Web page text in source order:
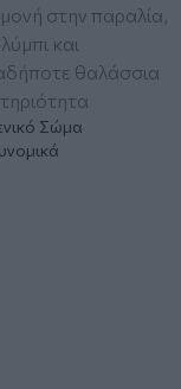
στην παραλία,
και
θαλάσσια
Σώμα